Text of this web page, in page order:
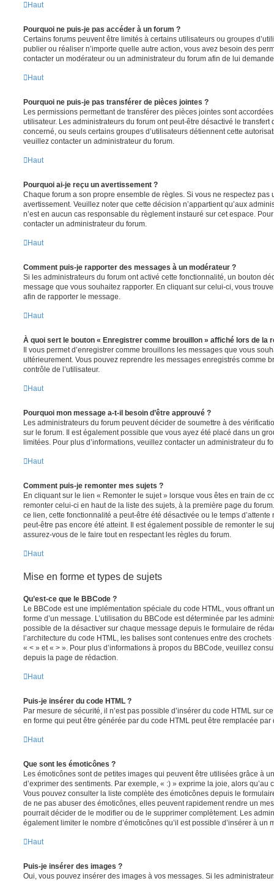
Haut
Pourquoi ne puis-je pas accéder à un forum ?
Certains forums peuvent être limités à certains utilisateurs ou groupes
publier ou réaliser n’importe quelle autre action, vous avez besoin des
contacter un modérateur ou un administrateur du forum afin de lui
Haut
Pourquoi ne puis-je pas transférer de pièces jointes ?
Les permissions permettant de transférer des pièces jointes sont
utilisateur. Les administrateurs du forum ont peut-être désactivé le
concerné, ou seuls certains groupes d’utilisateurs détiennent cette
veuillez contacter un administrateur du forum.
Haut
Pourquoi ai-je reçu un avertissement ?
Chaque forum a son propre ensemble de règles. Si vous ne respectez pas
avertissement. Veuillez noter que cette décision n’appartient qu’aux
n’est en aucun cas responsable du règlement instauré sur cet espace.
contacter un administrateur du forum.
Haut
Comment puis-je rapporter des messages à un modérateur ?
Si les administrateurs du forum ont activé cette fonctionnalité, un bouton
message que vous souhaitez rapporter. En cliquant sur celui-ci, vous
afin de rapporter le message.
Haut
À quoi sert le bouton « Enregistrer comme brouillon » affiché lors de la
Il vous permet d’enregistrer comme brouillons les messages que vous
ultérieurement. Vous pouvez reprendre les messages enregistrés comme
contrôle de l’utilisateur.
Haut
Pourquoi mon message a-t-il besoin d’être approuvé ?
Les administrateurs du forum peuvent décider de soumettre à des
sur le forum. Il est également possible que vous ayez été placé dans un
limitées. Pour plus d’informations, veuillez contacter un administrateur du
Haut
Comment puis-je remonter mes sujets ?
En cliquant sur le lien « Remonter le sujet » lorsque vous êtes en train de
remonter celui-ci en haut de la liste des sujets, à la première page du
ce lien, cette fonctionnalité a peut-être été désactivée ou le temps
peut-être pas encore été atteint. Il est également possible de remonter le
assurez-vous de le faire tout en respectant les règles du forum.
Haut
Mise en forme et types de sujets
Qu’est-ce que le BBCode ?
Le BBCode est une implémentation spéciale du code HTML, vous offrant
forme d’un message. L’utilisation du BBCode est déterminée par les
possible de la désactiver sur chaque message depuis le formulaire de
l’architecture du code HTML, les balises sont contenues entre des
« < » et « > ». Pour plus d’informations à propos du BBCode, veuillez
depuis la page de rédaction.
Haut
Puis-je insérer du code HTML ?
Par mesure de sécurité, il n’est pas possible d’insérer du code HTML sur
en forme qui peut être générée par du code HTML peut être remplacée par
Haut
Que sont les émoticônes ?
Les émoticônes sont de petites images qui peuvent être utilisées grâce à
d’exprimer des sentiments. Par exemple, « :) » exprime la joie, alors qu’au
Vous pouvez consulter la liste complète des émoticônes depuis le
de ne pas abuser des émoticônes, elles peuvent rapidement rendre un
pourrait décider de le modifier ou de le supprimer complètement. Les
également limiter le nombre d’émoticônes qu’il est possible d’insérer à un
Haut
Puis-je insérer des images ?
Oui, vous pouvez insérer des images à vos messages. Si les